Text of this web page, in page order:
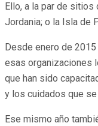
Ello, a la par de sitios
Jordania; o la Isla de
Desde enero de
esas organizaciones
que han sido
y los cuidados que
Ese mismo año